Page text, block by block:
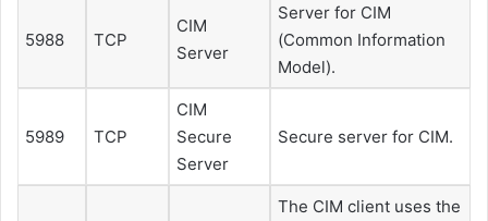
5988 TCP
CIM
Server
Server for CIM
(Common Information
Model).
5989 TCP
CIM
Secure
Server
Secure server for CIM.
The CIM client uses the